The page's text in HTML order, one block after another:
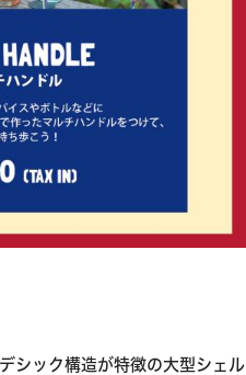
シック構造が特徴の大型シェル